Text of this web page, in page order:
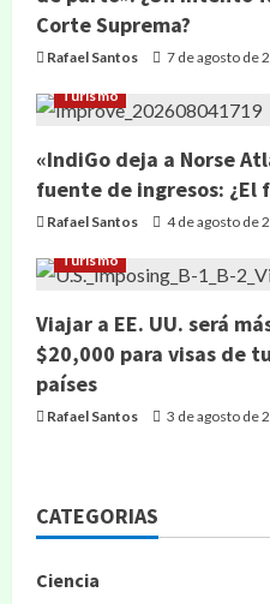
Corte Suprema?
Rafael Santos 7 de agosto de
Turismo
«IndiGo deja a Norse
fuente de ingresos: ¿El
Rafael Santos 4 de agosto de
Turismo
Viajar a EE. UU. será
$20,000 para visas de
países
Rafael Santos 3 de agosto de
CATEGORIAS
Ciencia